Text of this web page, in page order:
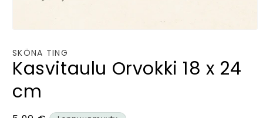
1
modaalisessa
ikkunassa
SKÖNA TING
Kasvitaulu Orvokki 18 x 24
cm